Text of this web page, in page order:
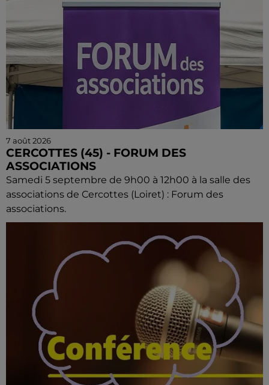
7 août 2026
CERCOTTES (45) - FORUM DES
ASSOCIATIONS
Samedi 5 septembre de 9h00 à 12h00 à la salle des
associations de Cercottes (Loiret) : Forum des
associations.